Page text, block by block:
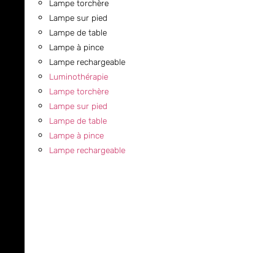
Lampe torchère
Lampe sur pied
Lampe de table
Lampe à pince
Lampe rechargeable
Luminothérapie
Lampe torchère
Lampe sur pied
Lampe de table
Lampe à pince
Lampe rechargeable